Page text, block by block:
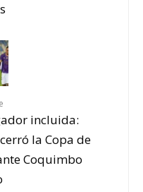
incluida:
la Copa de
Coquimbo